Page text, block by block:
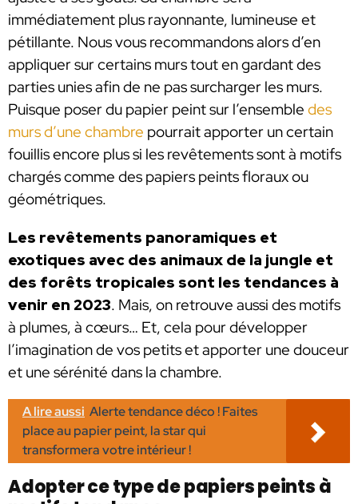
immédiatement plus rayonnante, lumineuse et
pétillante. Nous vous recommandons alors d’en
appliquer sur certains murs tout en gardant des
parties unies afin de ne pas surcharger les murs.
Puisque poser du papier peint sur l’ensemble des
murs d’une chambre pourrait apporter un certain
fouillis encore plus si les revêtements sont à motifs
chargés comme des papiers peints floraux ou
géométriques.
Les revêtements panoramiques et
exotiques avec des animaux de la jungle et
des forêts tropicales sont les tendances à
venir en 2023. Mais, on retrouve aussi des motifs
à plumes, à cœurs… Et, cela pour développer
l’imagination de vos petits et apporter une douceur
et une sérénité dans la chambre.
A lire aussi Alerte tendance déco ! Faites
place au papier peint, la star qui
transformera votre intérieur !
Adopter ce type de papiers peints à